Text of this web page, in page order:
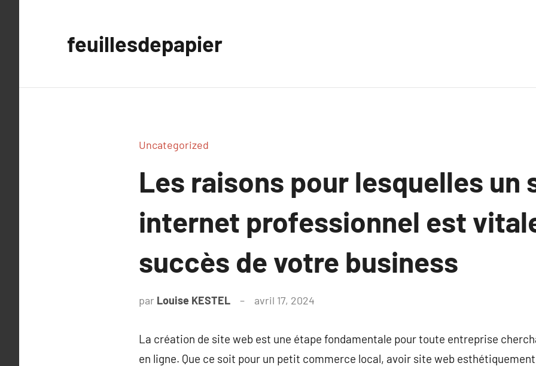
feuillesdepapier
Uncategorized
Les raisons pour lesquelles un
internet professionnel est
succès de votre business
par Louise KESTEL avril 17, 2024
La création de site web est une étape fondamentale pour toute entreprise
en ligne. Que ce soit pour un petit commerce local, avoir site web